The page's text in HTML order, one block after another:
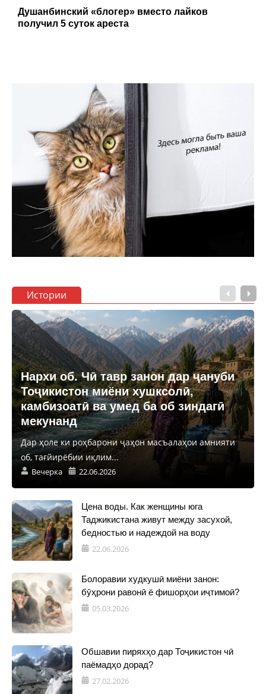
Душанбинский «блогер» вместо лайков
получил 5 суток ареста
Истории
Нархи об. Чӣ тавр занон дар ҷануби
Тоҷикистон миёни хушксолӣ,
камбизоатӣ ва умед ба об зиндагӣ
мекунанд
Дар ҳоле ки роҳбарони ҷаҳон масъалаҳои амнияти
об, тағйирёбии иқлим...
Вечерка 22.06.2026
Цена воды. Как женщины юга
Таджикистана живут между засухой,
бедностью и надеждой на воду
22.06.2026
Болоравии худкушӣ миёни занон:
бӯҳрони равонӣ ё фишорҳои иҷтимоӣ?
05.03.2026
Обшавии пиряхҳо дар Тоҷикистон чӣ
паёмадҳо дорад?
27.02.2026